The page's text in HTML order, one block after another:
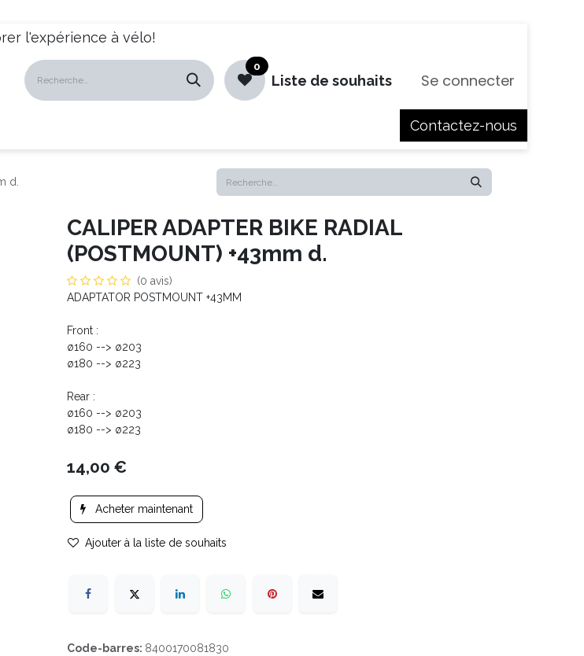
l'expérience à vélo!
0
Liste de souhaits Se connecter
Contactez-nous
d.
CALIPER ADAPTER BIKE RADIAL
(POSTMOUNT) +43mm d.
(0 avis)
ADAPTATOR POSTMOUNT +43MM
Front :
ø160 --> ø203
ø180 --> ø223
Rear :
ø160 --> ø203
ø180 --> ø223
14,00 €
Acheter maintenant
Ajouter à la liste de souhaits
Code-barres: 8400170081830